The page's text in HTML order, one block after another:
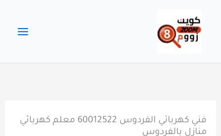
المحتوى
فني كهربائي الفردوس 60012522 معلم كهربائي
منازل بالفردوس